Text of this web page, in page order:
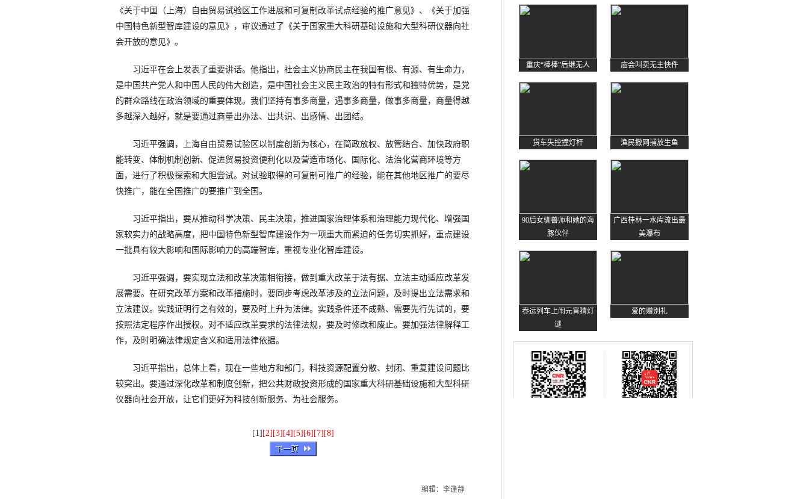
《关于中国（上海）自由贸易试验区工作进展和可复制改革试点经验的推广意见》、《关于加强
中国特色新型智库建设的意见》，审议通过了《关于国家重大科研基础设施和大型科研仪器向社
会开放的意见》。
习近平在会上发表了重要讲话。他指出，社会主义协商民主在我国有根、有源、有生命力，
是中国共产党人和中国人民的伟大创造，是中国社会主义民主政治的特有形式和独特优势，是党
的群众路线在政治领域的重要体现。我们坚持有事多商量，遇事多商量，做事多商量，商量得越
多越深入越好，就是要通过商量出办法、出共识、出感情、出团结。
习近平强调，上海自由贸易试验区以制度创新为核心，在简政放权、放管结合、加快政府职
能转变、体制机制创新、促进贸易投资便利化以及营造市场化、国际化、法治化营商环境等方
面，进行了积极探索和大胆尝试。对试验取得的可复制可推广的经验，能在其他地区推广的要尽
快推广，能在全国推广的要推广到全国。
习近平指出，要从推动科学决策、民主决策，推进国家治理体系和治理能力现代化、增强国
家软实力的战略高度，把中国特色新型智库建设作为一项重大而紧迫的任务切实抓好，重点建设
一批具有较大影响和国际影响力的高端智库，重视专业化智库建设。
习近平强调，要实现立法和改革决策相衔接，做到重大改革于法有据、立法主动适应改革发
展需要。在研究改革方案和改革措施时，要同步考虑改革涉及的立法问题，及时提出立法需求和
立法建议。实践证明行之有效的，要及时上升为法律。实践条件还不成熟、需要先行先试的，要
按照法定程序作出授权。对不适应改革要求的法律法规，要及时修改和废止。要加强法律解释工
作，及时明确法律规定含义和适用法律依据。
习近平指出，总体上看，现在一些地方和部门，科技资源配置分散、封闭、重复建设问题比
较突出。要通过深化改革和制度创新，把公共财政投资形成的国家重大科研基础设施和大型科研
仪器向社会开放，让它们更好为科技创新服务、为社会服务。
[1] [2] [3] [4] [5] [6] [7] [8]
编辑：李逢静